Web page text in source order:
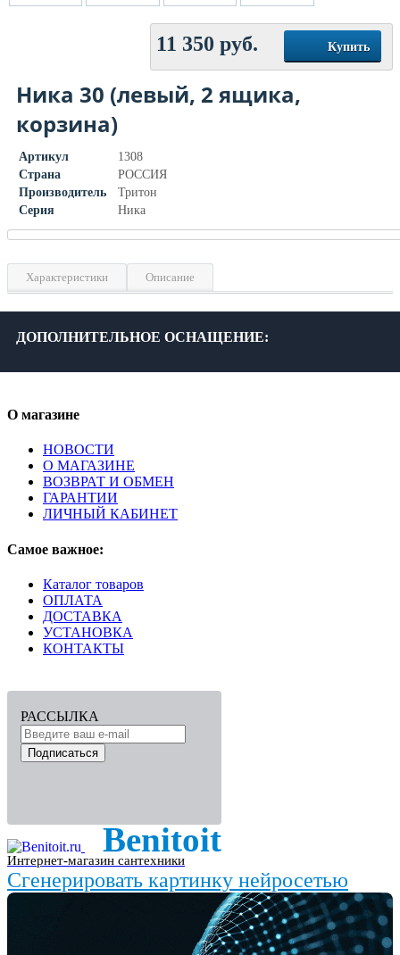
11 350 руб. Купить
Ника 30 (левый, 2 ящика,
корзина)
Артикул
1308
Страна
РОССИЯ
Производитель
Тритон
Серия
Ника
Характеристики Описание
Материал фасада МДФ влагостойкий
Фурнитура
Цвет
Гарантия, лет
ДОПОЛНИТЕЛЬНОЕ ОСНАЩЕНИЕ:
О магазине
НОВОСТИ
О МАГАЗИНЕ
ВОЗВРАТ И ОБМЕН
ГАРАНТИИ
ЛИЧНЫЙ КАБИНЕТ
Самое важное:
Каталог товаров
ОПЛАТА
ДОСТАВКА
УСТАНОВКА
КОНТАКТЫ
РАССЫЛКА
Подписаться
Benitoit
Интернет-магазин сантехники
Сгенерировать картинку нейросетью